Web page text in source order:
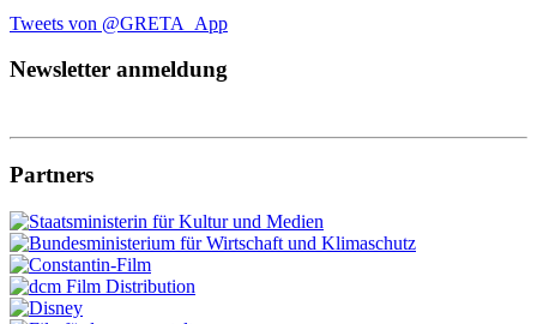
Tweets von @GRETA_App
Newsletter anmeldung
Partners